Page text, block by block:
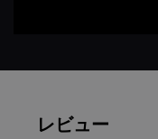
レビュー